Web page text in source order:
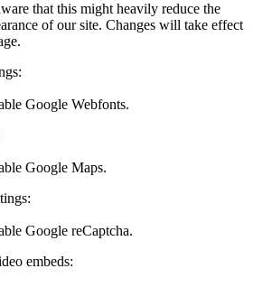
that this might heavily reduce the
of our site. Changes will take effect
Google Webfonts.
Google Maps.
Google reCaptcha.
embeds: